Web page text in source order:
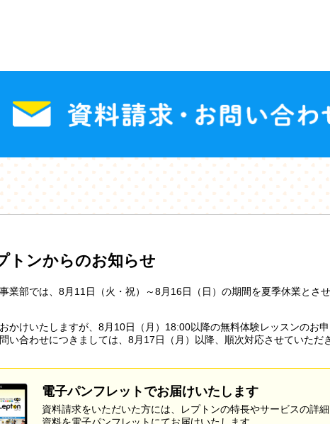
トンからのお知らせ
業部では、8月11日（火・祝）～8月16日（日）の期間を夏季休業とさ
かけいたしますが、8月10日（月）18:00以降の無料体験レッスンのお
い合わせにつきましては、8月17日（月）以降、順次対応させていただ
電子パンフレットでお届けいたします
資料請求をいただいた方には、レプトンの特長やサービスの詳